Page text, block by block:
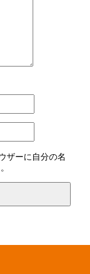
ザーに自分の名